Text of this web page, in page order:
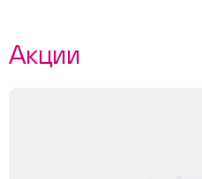
Акции